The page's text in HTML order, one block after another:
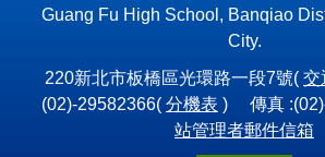
Guang Fu High School, Banqiao
City.
220新北市板橋區光環路一段7號( 交
(02)-29582366( 分機表 ) 傳真
站管理者郵件信箱